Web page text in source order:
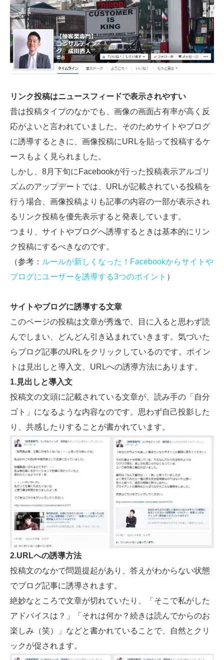
リンク投稿はニュースフィードで表示されやすい
昔は投稿タイプのなかでも、画像の画面占有率が高く反
応がよいと言われていました。そのためサイトやブログ
に誘導するときに、画像投稿にURLを貼って投稿するケ
ースもよく見られました。
しかし、8月下旬にFacebookが行った投稿表示アルゴリ
ズムのアップデートでは、URLが記載されている投稿を
行う場合、画像投稿よりも記事の内容の一部が表示され
るリンク投稿を優先表示すると発表しています。
つまり、サイトやブログへ誘導するときは基本的にリン
ク投稿にするべきなのです。
（参考： ルールが新しくなった！Facebookからサイトや
ブログにユーザーを誘導する3つのポイント ）
サイトやブログに誘導する文章
このページの投稿は文章が秀逸で、目に入ると思わず読
んでしまい、どんどん引き込まれていきます。気づいた
らブログ記事のURLをクリックしているのです。ポイン
トは見出しと導入文、URLへの誘導方法にあります。
1.見出しと導入文
投稿文の文頭に記載されている文章が、読み手の「自分
ゴト」になるような内容なのです。思わず自己投影した
り、共感したりすることが書かれています。
2.URLへの誘導方法
投稿文のなかで問題提起があり、答えがわからない状態
でブログ記事に誘導されます。
絶妙なところで文章が切れていたり、「そこで私がした
アドバイスは？」「それは何か？続きは読んでからのお
楽しみ（笑）」などと書かれていることで、自然とクリ
ックが促されます。